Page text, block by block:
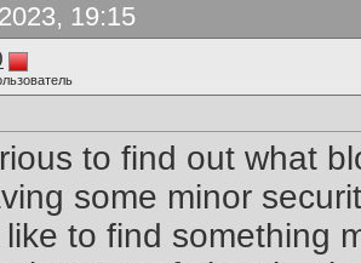
19:15
to find out what
some minor
to find something